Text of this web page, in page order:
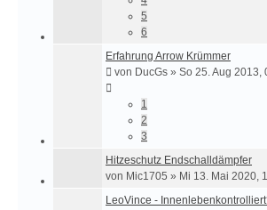
5
6
Erfahrung Arrow Krümmer
von DucGs » So 25. Aug 2013,
1
2
3
Hitzeschutz Endschalldämpfer
von Mic1705 » Mi 13. Mai 2020,
LeoVince -